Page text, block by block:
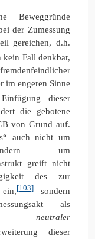
Beweggründe
der Zumessung
gereichen, d.h.
kein Fall denkbar,
im engeren Sinne
dieser
die gebotene
von Grund auf.
auch nicht um
um
greift nicht
des zur
[103] sondern
als
neutraler
dieser